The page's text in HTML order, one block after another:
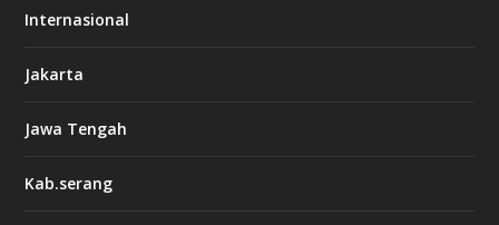
Internasional
Jakarta
Jawa Tengah
Kab.serang